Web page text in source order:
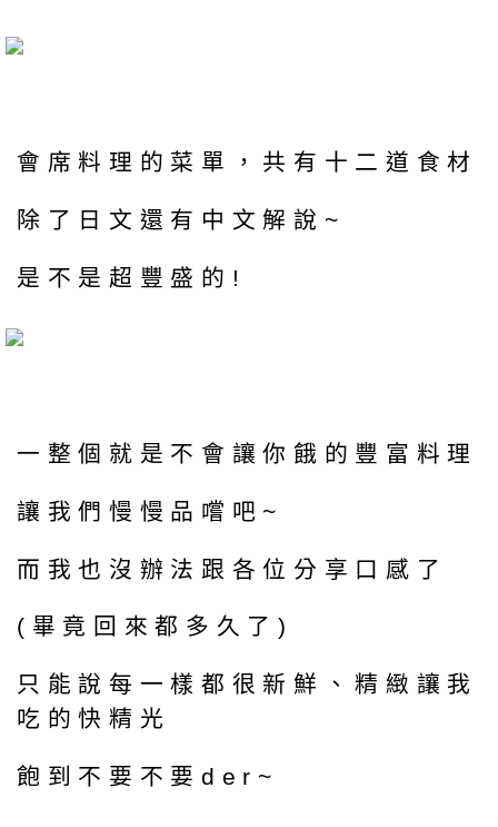
會席料理的菜單，共有十二道食材
除了日文還有中文解說~
是不是超豐盛的!
一整個就是不會讓你餓的豐富料理
讓我們慢慢品嚐吧~
而我也沒辦法跟各位分享口感了
(畢竟回來都多久了)
只能說每一樣都很新鮮、精緻讓我
吃的快精光
飽到不要不要der~